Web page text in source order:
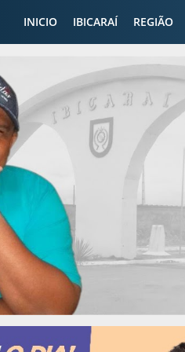
INICIO IBICARAÍ REGIÃO